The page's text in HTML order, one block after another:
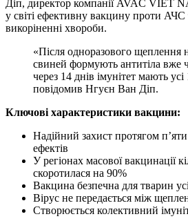
Діп, директор компанії AVAC VIET
у світі ефективну вакцину проти АЧС
викоріненні хвороби.
«Після одноразового щеплення
свиней формують антитіла вже
через 14 днів імунітет мають
повідомив Нгуєн Ван Діп.
Ключові характеристики вакцини:
Надійний захист протягом
ефектів
У регіонах масової вакцинації
скоротилася на 90%
Вакцина безпечна для тварин
Вірус не передається між
Створюється колективний